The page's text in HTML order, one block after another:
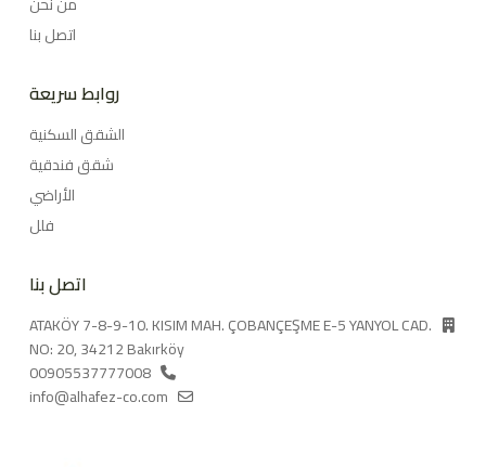
اتصل بنا
روابط سريعة
الشقق السكنية
شقق فندقية
الأراضي
فلل
اتصل بنا
ATAKÖY 7-8-9-10. KISIM MAH. ÇOBANÇEŞME E-5 YANYOL CAD.
NO: 20, 34212 Bakırköy
00905537777008
info@alhafez-co.com